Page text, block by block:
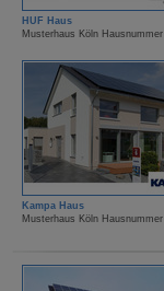
HUF Haus
Musterhaus Köln
Kampa Haus
Musterhaus Köln